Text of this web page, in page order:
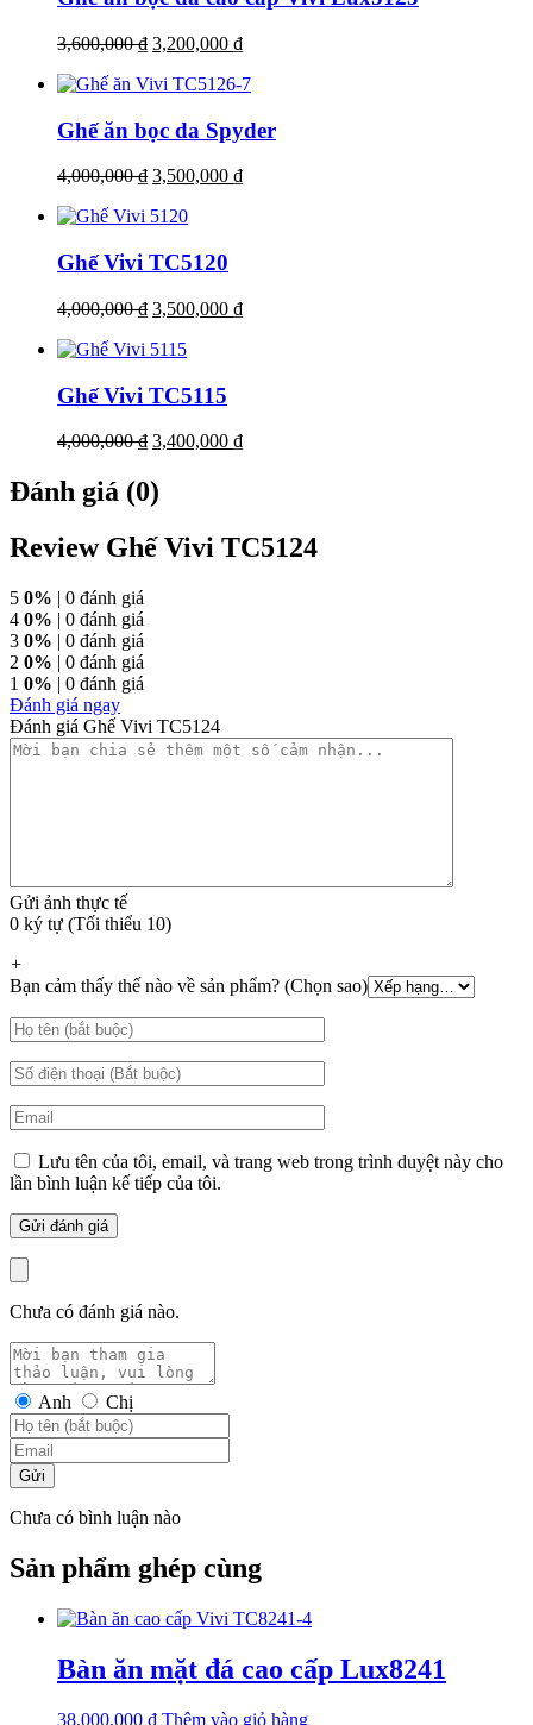
3,600,000₫ 3,200,000 ₫
Ghế ăn bọc da Spyder
4,000,000₫ 3,500,000 ₫
Ghế Vivi TC5120
4,000,000₫ 3,500,000 ₫
Ghế Vivi TC5115
4,000,000₫ 3,400,000 ₫
Đánh giá (0)
Review Ghế Vivi TC5124
5 0% | 0 đánh giá
4 0% | 0 đánh giá
3 0% | 0 đánh giá
2 0% | 0 đánh giá
1 0% | 0 đánh giá
Đánh giá ngay
Đánh giá Ghế Vivi TC5124
Gửi ảnh thực tế
0 ký tự (Tối thiểu 10)
+
Bạn cảm thấy thế nào về sản phẩm? (Chọn sao)
Lưu tên của tôi, email, và trang web trong trình duyệt này cho
lần bình luận kế tiếp của tôi.
Chưa có đánh giá nào.
Anh Chị
Gửi
Chưa có bình luận nào
Sản phẩm ghép cùng
Bàn ăn mặt đá cao cấp Lux8241
38,000,000 ₫ Thêm vào giỏ hàng